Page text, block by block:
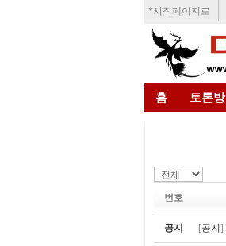
*시작페이지로
홈 토론방
번호
공지 [공지]